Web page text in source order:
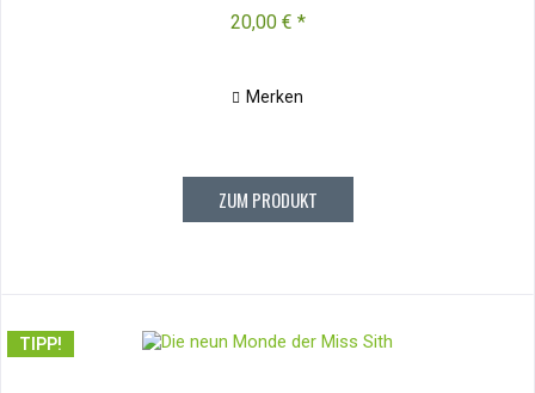
20,00 € *
Merken
ZUM PRODUKT
TIPP!